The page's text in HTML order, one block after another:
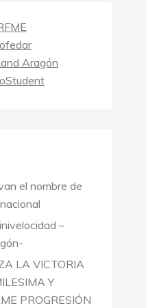
el nombre de
–
LA VICTORIA
Y
PROGRESIÓN